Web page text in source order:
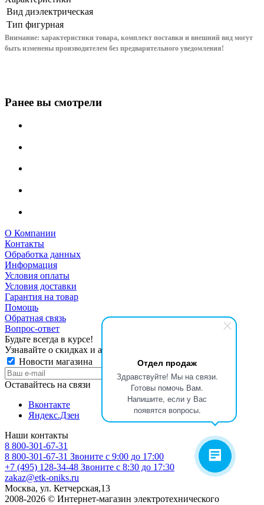
Отдел продаж
Здравствуйте! Мы на связи.
Готовы помочь Вам.
Напишите, если у Вас
появятся вопросы.
Вид диэлектрическая
Тип фигурная
Внимание: характеристики товара, комплект поставки и внешний вид могут
быть изменены производителем без предварительного уведомления!
Ранее вы смотрели
О Компании
Контакты
Обработка данных
Информация
Условия оплаты
Условия доставки
Гарантия на товар
Помощь
Обратная связь
Вопрос-ответ
Будьте всегда в курсе!
Узнавайте о скидках и акциях первым
Новости магазина
Оставайтесь на связи
Вконтакте
Яндекс.Дзен
Наши контакты
8 800-301-67-31
8 800-301-67-31 Звоните с 9:00 до 17:00
+7 (495) 128-34-48 Звоните с 8:30 до 17:30
zakaz@etk-oniks.ru
Москва, ул. Кетчерская,13
2008-2026 © Интернет-магазин электротехнического